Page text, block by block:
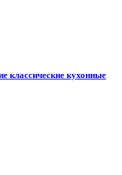
классические кухонные